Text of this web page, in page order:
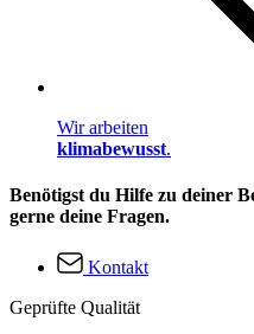
Wir arbeiten
klimabewusst.
Benötigst du Hilfe zu deiner
gerne deine Fragen.
Kontakt
Geprüfte Qualität